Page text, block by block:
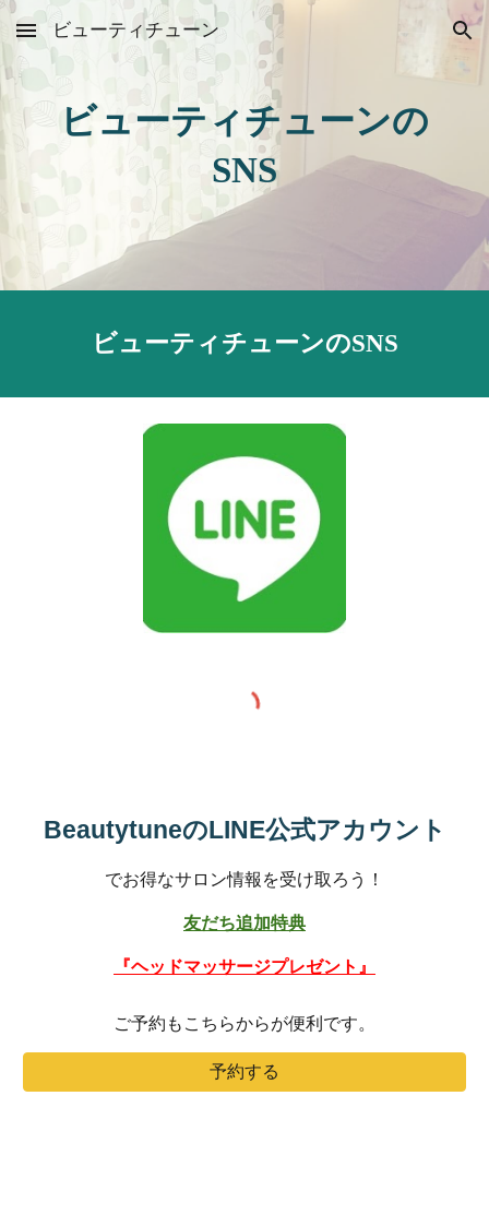
Skip to main content Skip to navigation
ビューティチューン
ビューティチューンの
SNS
ビューティチューンのSNS
BeautytuneのLINE公式アカウント
でお得なサロン情報を受け取ろう！
友だち追加特典
『ヘッドマッサージプレゼント』
ご予約もこちらからが便利です。
予約する